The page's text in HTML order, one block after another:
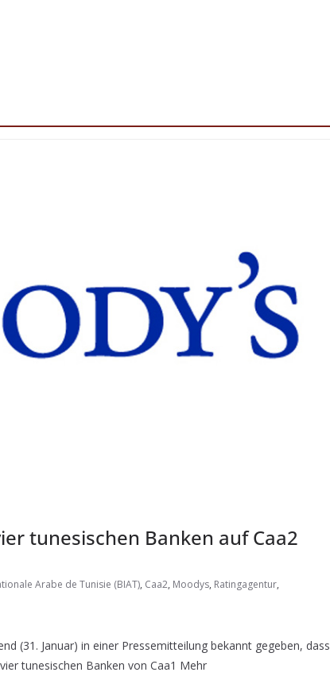
tunesischen Banken auf Caa2
Arabe de Tunisie (BIAT), Caa2, Moodys, Ratingagentur,
(31. Januar) in einer Pressemitteilung bekannt gegeben, dass
tunesischen Banken von Caa1 Mehr